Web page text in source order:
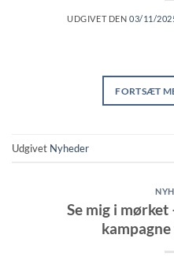
UDGIVET DEN 03/11/
FORTSÆT
Udgivet Nyheder
Se mig i